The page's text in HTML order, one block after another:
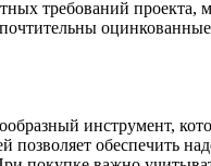
требований проекта,
инструмент,
позволяет обеспечить